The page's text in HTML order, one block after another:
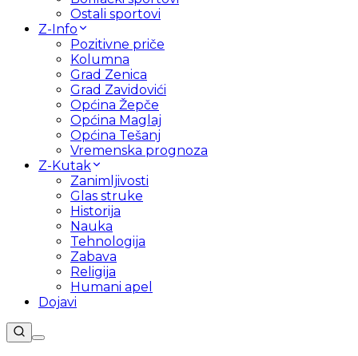
Ostali sportovi
Z-Info
Pozitivne priče
Kolumna
Grad Zenica
Grad Zavidovići
Općina Žepče
Općina Maglaj
Općina Tešanj
Vremenska prognoza
Z-Kutak
Zanimljivosti
Glas struke
Historija
Nauka
Tehnologija
Zabava
Religija
Humani apel
Dojavi